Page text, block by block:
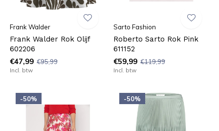
Frank Walder
Frank Walder Rok Olijf
602206
€47,99 €95,99
Incl. btw
Sarto Fashion
Roberto Sarto Rok Pink
611152
€59,99 €119,99
Incl. btw
-50% -50%